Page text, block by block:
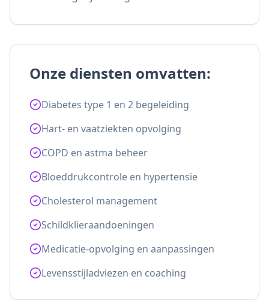
Onze diensten omvatten:
Diabetes type 1 en 2 begeleiding
Hart- en vaatziekten opvolging
COPD en astma beheer
Bloeddrukcontrole en hypertensie
Cholesterol management
Schildklieraandoeningen
Medicatie-opvolging en aanpassingen
Levensstijladviezen en coaching